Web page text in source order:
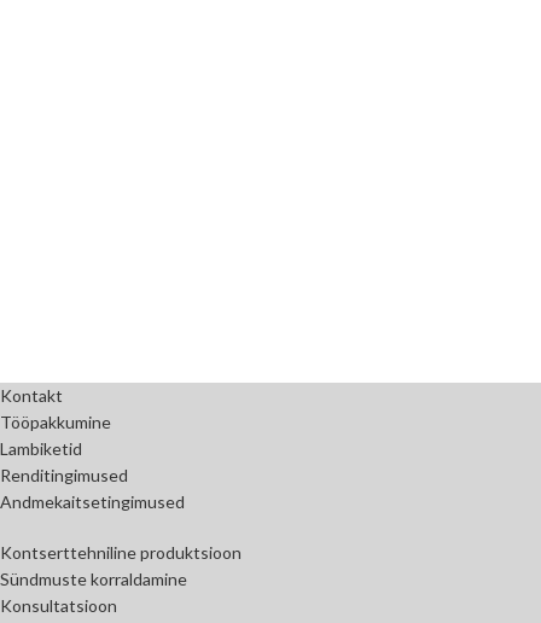
Kontakt
Tööpakkumine
Lambiketid
Renditingimused
Andmekaitsetingimused
Kontserttehniline produktsioon
Sündmuste korraldamine
Konsultatsioon